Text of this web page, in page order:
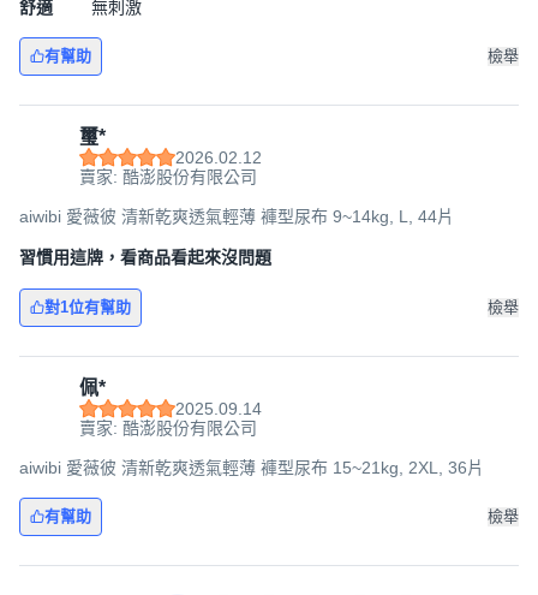
舒適
無刺激
有幫助 檢舉
璽*
2026.02.12
賣家: 酷澎股份有限公司
aiwibi 愛薇彼 清新乾爽透氣輕薄 褲型尿布 9~14kg, L, 44片
習慣用這牌，看商品看起來沒問題
對1位有幫助 檢舉
佩*
2025.09.14
賣家: 酷澎股份有限公司
aiwibi 愛薇彼 清新乾爽透氣輕薄 褲型尿布 15~21kg, 2XL, 36片
有幫助 檢舉